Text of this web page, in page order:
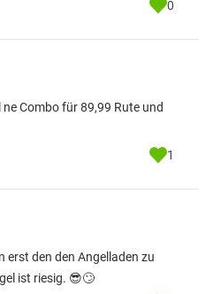
0
Combo für 89,99 Rute und
1
erst den den Angelladen zu
ist riesig. 😎🙄